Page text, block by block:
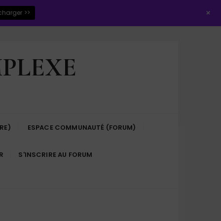
ESPACE COMMUNAUTÉ (FORUM)
S'INSCRIRE AU FORUM
>> +